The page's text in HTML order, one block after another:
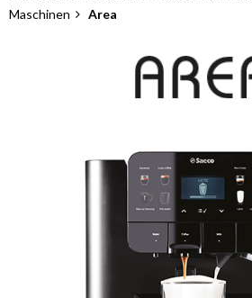
Pfadnavigation
Maschinen
Area